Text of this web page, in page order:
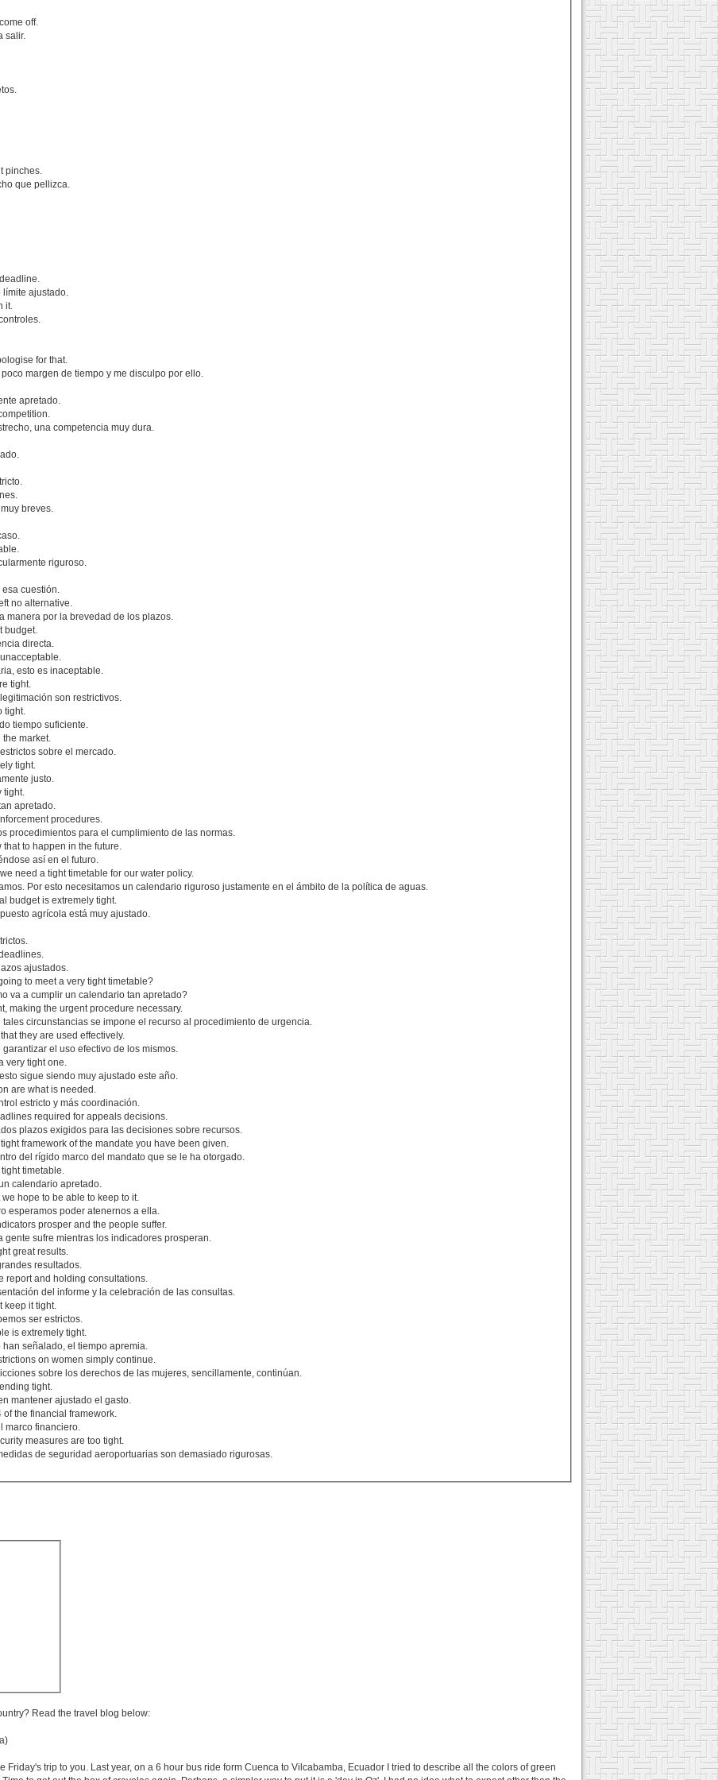
off.
salir.
pinches.
que pellizca.
límite ajustado.
it.
for that.
margen de tiempo y me disculpo por ello.
apretado.
una competencia muy dura.
breves.
riguroso.
cuestión.
no alternative.
manera por la brevedad de los plazos.
budget.
directa.
esto es inaceptable.
tight.
son restrictivos.
tight.
tiempo suficiente.
the market.
sobre el mercado.
tight.
justo.
tight.
apretado.
procedures.
procedimientos para el cumplimiento de las normas.
that to happen in the future.
así en el futuro.
need a tight timetable for our water policy.
Por esto necesitamos un calendario riguroso justamente en el ámbito de la política de aguas.
budget is extremely tight.
agrícola está muy ajustado.
ajustados.
to meet a very tight timetable?
va a cumplir un calendario tan apretado?
making the urgent procedure necessary.
circunstancias se impone el recurso al procedimiento de urgencia.
they are used effectively.
el uso efectivo de los mismos.
very tight one.
sigue siendo muy ajustado este año.
are what is needed.
estricto y más coordinación.
required for appeals decisions.
plazos exigidos para las decisiones sobre recursos.
framework of the mandate you have been given.
del rígido marco del mandato que se le ha otorgado.
timetable.
calendario apretado.
hope to be able to keep to it.
esperamos poder atenernos a ella.
prosper and the people suffer.
sufre mientras los indicadores prosperan.
great results.
resultados.
report and holding consultations.
del informe y la celebración de las consultas.
keep it tight.
ser estrictos.
is extremely tight.
señalado, el tiempo apremia.
on women simply continue.
sobre los derechos de las mujeres, sencillamente, continúan.
tight.
mantener ajustado el gasto.
of the financial framework.
marco financiero.
measures are too tight.
de seguridad aeroportuarias son demasiado rigurosas.
Read the travel blog below:
Friday's trip to you. Last year, on a 6 hour bus ride form Cuenca to Vilcabamba, Ecuador I tried to describe all the colors of green